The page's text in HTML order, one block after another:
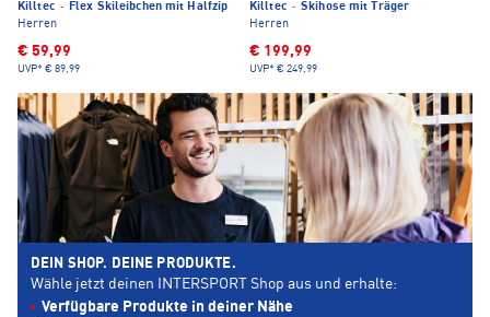
Killtec ·
Flex Skileibchen mit Halfzip
Herren
€ 59,99
UVP* € 89,99
Killtec · Skihose mit Träger
Herren
€ 199,99
UVP* € 249,99
DEIN SHOP. DEINE PRODUKTE.
Wähle jetzt deinen INTERSPORT Shop aus und erhalte:
Verfügbare Produkte in deiner Nähe